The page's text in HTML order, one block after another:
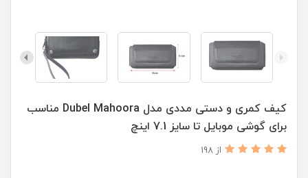
کیف کمری و دستی مددی مدل Dubel Mahoora مناسب
برای گوشی موبایل تا سایز 7.1 اینچ
از 198